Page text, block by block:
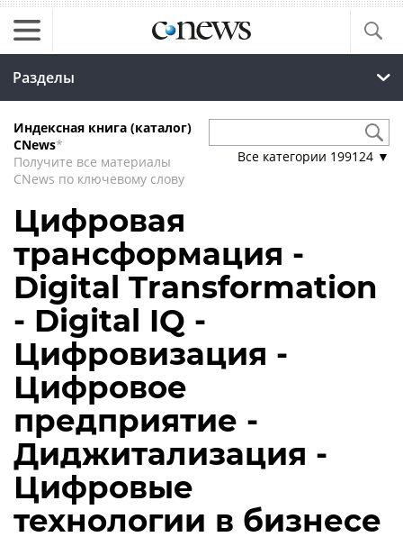
Разделы
Индексная книга (каталог)
CNews*
Получите все материалы
CNews по ключевому слову
Все категории 199124 ▼
Цифровая
трансформация -
Digital Transformation
- Digital IQ -
Цифровизация -
Цифровое
предприятие -
Диджитализация -
Цифровые
технологии в бизнесе